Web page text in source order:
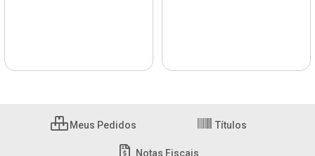
Meus Pedidos Títulos
Notas Fiscais